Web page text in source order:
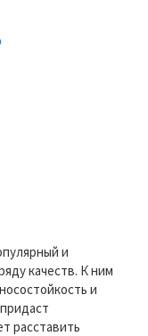
и
качеств. К ним
и
расставить